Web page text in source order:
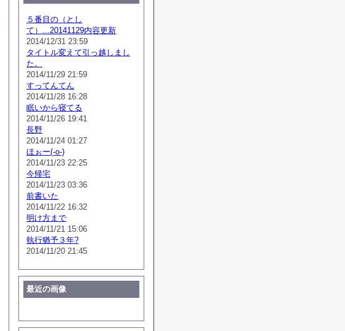
５番目の（とし
て）...20141129内容更新
2014/12/31 23:59
タイトル変えて引っ越しまし
た。
2014/11/29 21:59
すってんてん
2014/11/28 16:28
眠いから寝てる
2014/11/26 19:41
長野
2014/11/24 01:27
ほぉー(-o-)
2014/11/23 22:25
今帰宅
2014/11/23 03:36
前書いた
2014/11/22 16:32
明け方まで
2014/11/21 15:06
執行猶予３年?
2014/11/20 21:45
最近の画像